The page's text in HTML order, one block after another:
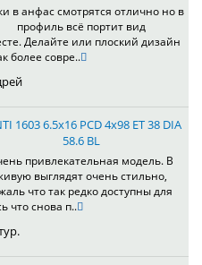
в анфас смотрятся отлично но в
профиль всё портит вид
Делайте или плоский дизайн
более совре..
1603 6.5x16 PCD 4x98 ET 38 DIA
58.6 BL
привлекательная модель. В
выглядят очень стильно,
что так редко доступны для
что снова п..